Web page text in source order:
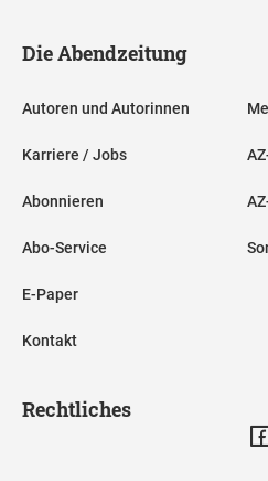
Die Abendzeitung
Autoren und Autorinnen
Karriere / Jobs
Abonnieren
Abo-Service
E-Paper
Kontakt
Rechtliches